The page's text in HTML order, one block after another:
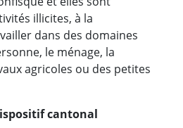
illicites, à la
dans des domaines
le ménage, la
agricoles ou des petites
cantonal